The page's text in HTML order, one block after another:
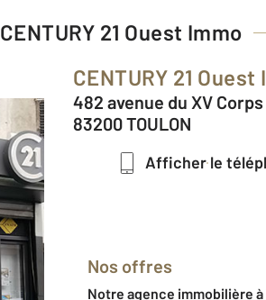
CENTURY 21 Ouest Immo
CENTURY 21
482 avenue du XV Corps
83200 TOULON
Afficher le
Nos offres
Notre agence immobilière à